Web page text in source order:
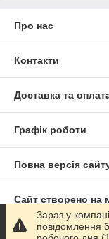
Про нас
Контакти
Доставка та
Графік роботи
Повна версія
Сайт створено на
Політика
Зараз у
повідомлення